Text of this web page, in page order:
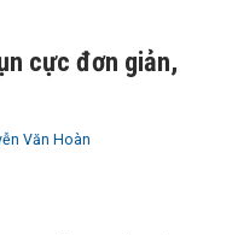
cực đơn giản,
Văn Hoàn